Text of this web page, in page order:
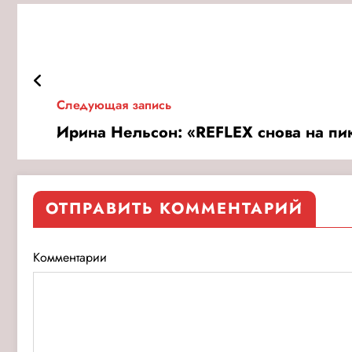
Следующая запись
Ирина Нельсон: «REFLEX снова на
ОТПРАВИТЬ КОММЕНТАРИЙ
Комментарии